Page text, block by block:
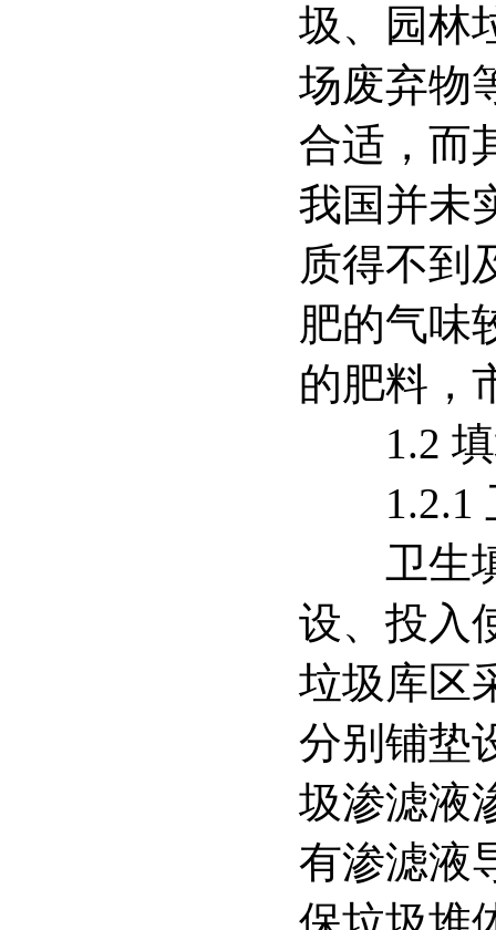
圾、园林
场废弃物
合适，而
我国并未
质得不到
肥的气味
的肥料，
1.2 填
1.2.1
卫生填
设、投入
垃圾库区
分别铺垫
圾渗滤液
有渗滤液